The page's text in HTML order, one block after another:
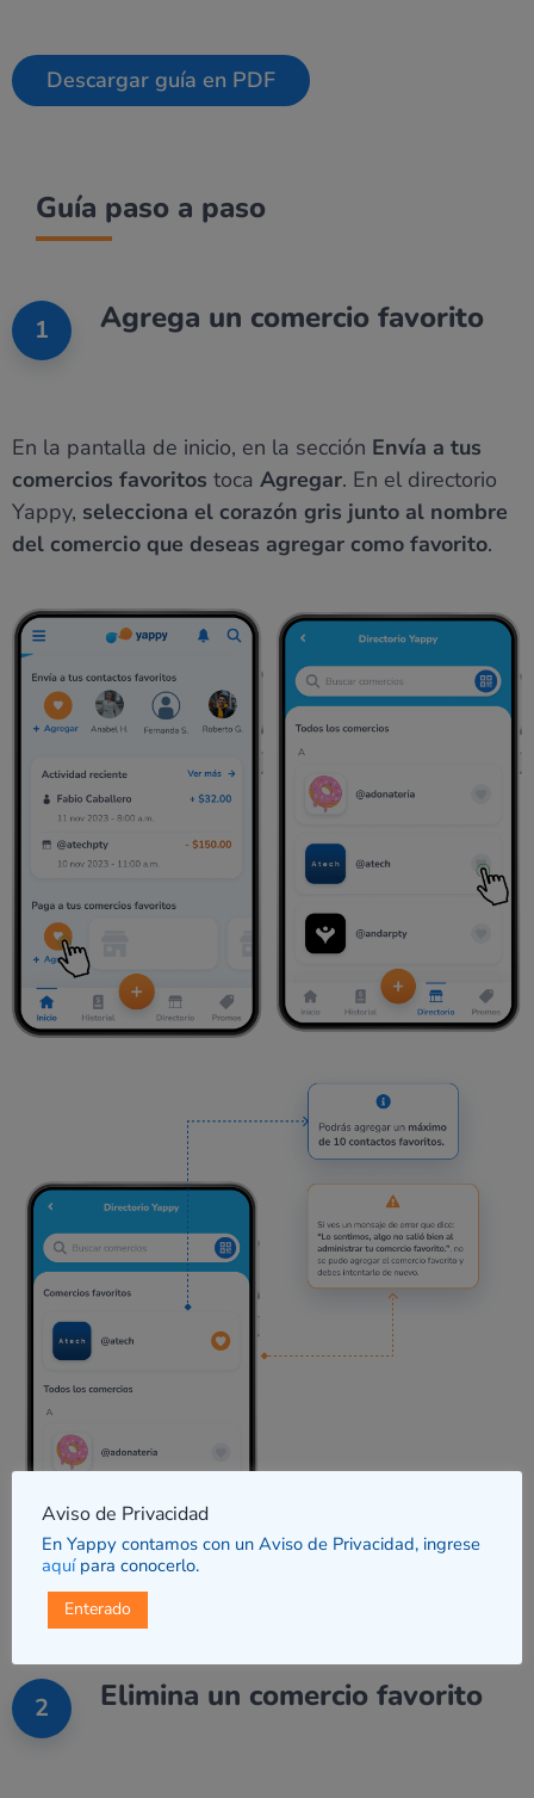
Descargar guía en PDF
Guía paso a paso
1 Agrega un comercio favorito
En la pantalla de inicio, en la sección Envía a tus
comercios favoritos toca Agregar. En el directorio
Yappy, selecciona el corazón gris junto al nombre
del comercio que deseas agregar como favorito.
2 Elimina un comercio favorito
Aviso de Privacidad
En Yappy contamos con un Aviso de Privacidad, ingrese
aquípara conocerlo.
Enterado